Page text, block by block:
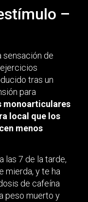
–
sensación de
ejercicios
tras un
para
monoarticulares
local que los
menos
las 7 de la tarde,
mierda, y te ha
de cafeína
peso muerto y